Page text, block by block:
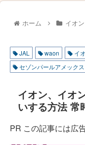
ホーム イオン
JAL waon イ
セゾンパールアメックス
イオン、イオ
いする方法 常
PR この記事には広